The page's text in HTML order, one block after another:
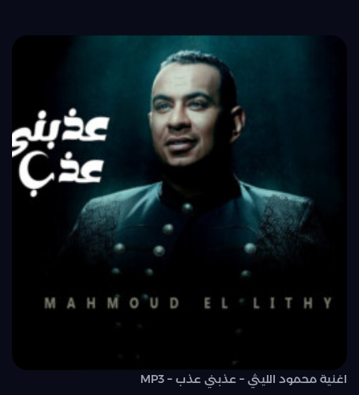
اغنية محمود الليثي – عذبني عذب – MP3